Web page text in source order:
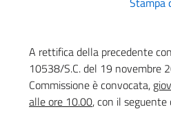
A rettifica della precedente
10538/S.C. del 19 novembre
Commissione è convocata,
alle ore 10.00, con il seguente